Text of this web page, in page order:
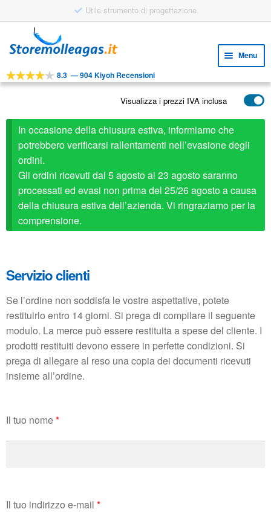
Utile strumento di progettazione
alla
al
Menu
STRUMENTI
il
menu
child
child
APPLICAZIONI
SERVIZIO CLIENTI
child
FAQ
8.3 —904 Kiyoh Recensioni
Visualizza i prezzi IVA inclusa
In occasione della chiusura estiva, informiamo che
potrebbero verificarsi rallentamenti nell’evasione degli
ordini.
Gli ordini ricevuti dal 5 agosto al 23 agosto saranno
processati ed evasi non prima del 25/26 agosto a causa
della chiusura estiva dell’azienda. Vi ringraziamo per la
comprensione.
Servizio clienti
Se l’ordine non soddisfa le vostre aspettative, potete
restituirlo entro 14 giorni. Si prega di compilare il seguente
modulo. La merce può essere restituita a spese del cliente. I
prodotti restituiti devono essere in perfette condizioni. Si
prega di allegare al reso una copia dei documenti ricevuti
insieme all’ordine.
Il tuo nome*
Il tuo indirizzo e-mail *